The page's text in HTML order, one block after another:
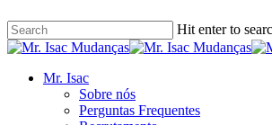
to
main
Hit enter to
Close
Menu
Mr. Isac
Sobre nós
Perguntas Frequentes